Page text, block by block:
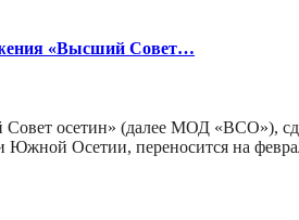
«Высший Совет…
осетин» (далее МОД «ВСО»),
Осетии, переносится на